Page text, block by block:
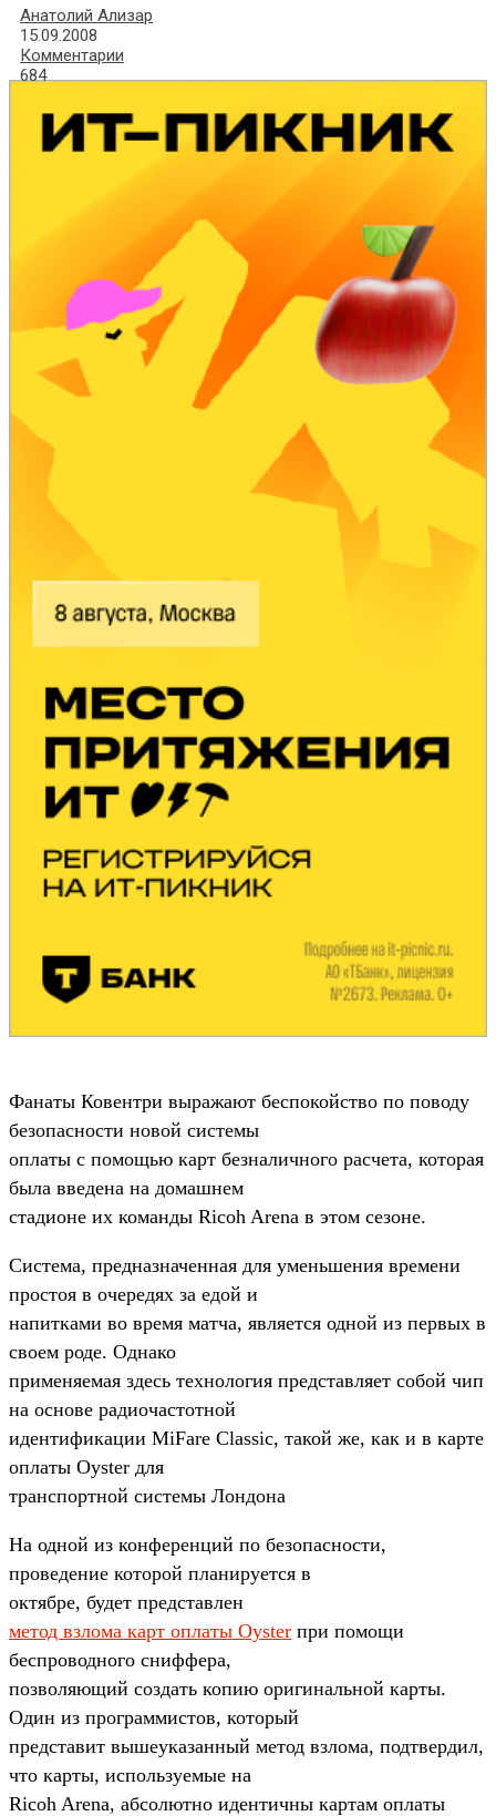
Анатолий Ализар
15.09.2008
Комментарии
684
Фанаты Ковентри выражают беспокойство по поводу
безопасности новой системы
оплаты с помощью карт безналичного расчета, которая
была введена на домашнем
стадионе их команды Ricoh Arena в этом сезоне.
Система, предназначенная для уменьшения времени
простоя в очередях за едой и
напитками во время матча, является одной из первых в
своем роде. Однако
применяемая здесь технология представляет собой чип
на основе радиочастотной
идентификации MiFare Classic, такой же, как и в карте
оплаты Oyster для
транспортной системы Лондона
На одной из конференций по безопасности,
проведение которой планируется в
октябре, будет представлен
метод взлома карт оплаты Oyster при помощи
беспроводного сниффера,
позволяющий создать копию оригинальной карты.
Один из программистов, который
представит вышеуказанный метод взлома, подтвердил,
что карты, используемые на
Ricoh Arena, абсолютно идентичны картам оплаты